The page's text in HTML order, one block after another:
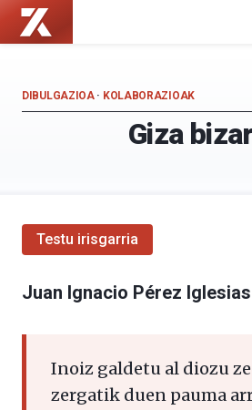
Zientzia
Kultura
Kultura
Giza
DIBULGAZIOA· KOLABORAZIOAK
Testu irisgarria
Juan Ignacio Pérez Iglesias
Inoiz galdetu al diozu
zergatik duen pauma